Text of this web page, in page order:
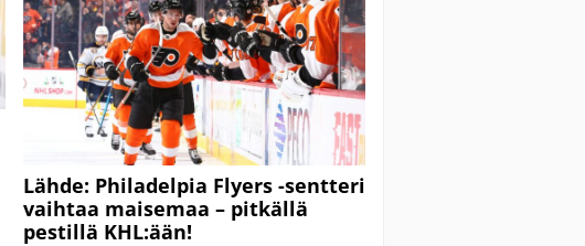
Lähde: Philadelpia Flyers -sentteri
vaihtaa maisemaa – pitkällä
pestillä KHL:ään!